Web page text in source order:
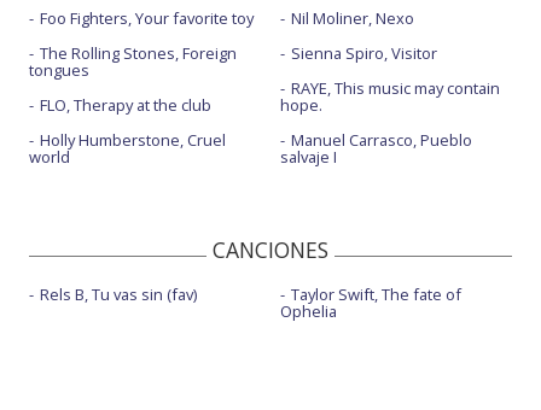
Foo Fighters, Your favorite toy
The Rolling Stones, Foreign
tongues
FLO, Therapy at the club
Holly Humberstone, Cruel
world
Nil Moliner, Nexo
Sienna Spiro, Visitor
RAYE, This music may contain
hope.
Manuel Carrasco, Pueblo
salvaje I
CANCIONES
Rels B, Tu vas sin (fav) Taylor Swift, The fate of
Ophelia